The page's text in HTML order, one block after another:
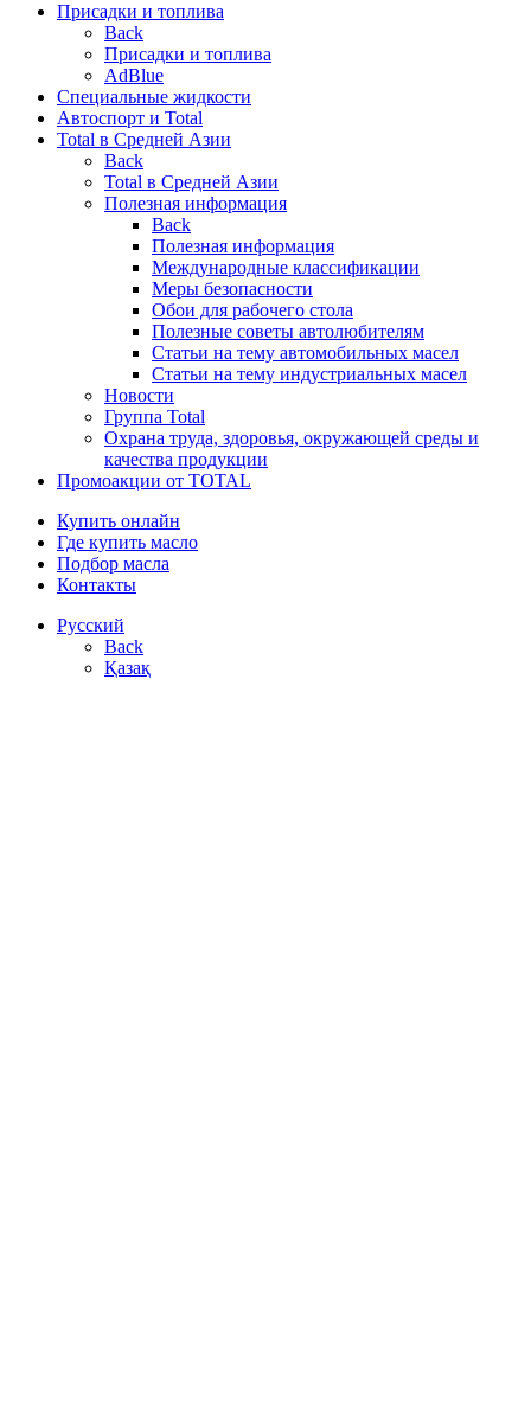
Присадки и топлива
Back
Присадки и топлива
AdBlue
Специальные жидкости
Автоспорт и Total
Total в Средней Азии
Back
Total в Средней Азии
Полезная информация
Back
Полезная информация
Международные классификации
Меры безопасности
Обои для рабочего стола
Полезные советы автолюбителям
Статьи на тему автомобильных масел
Статьи на тему индустриальных масел
Новости
Группа Total
Охрана труда, здоровья, окружающей среды и
качества продукции
Промоакции от TOTAL
Купить онлайн
Где купить масло
Подбор масла
Контакты
Русский
Back
Қазақ